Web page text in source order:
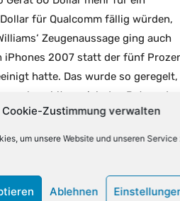
Cookie-Zustimmung verwalten
um unsere Website und unseren Service
Ablehnen
für Qualcomm fällig würden,
Zeugenaussage ging auch
iPhones 2007 statt der fünf
hatte. Das wurde so geregelt,
bezahlten, sich den Betrag dann
Teil zurückzahlte.
weil der Konzern sich auf eine
Modems von Qualcomm
keine Qualcomm Chips mehr